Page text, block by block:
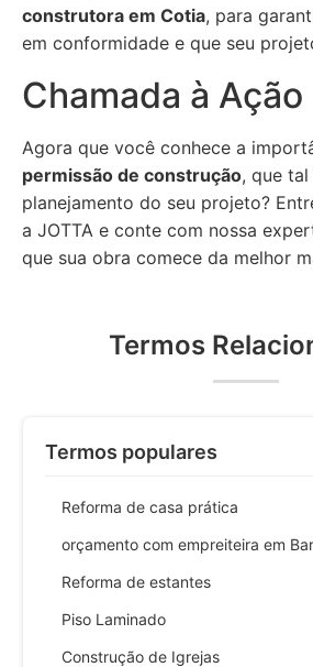
construtora em Cotia, para
em conformidade e que seu
Chamada à Ação
Agora que você conhece a
permissão de construção, que
planejamento do seu projeto?
a JOTTA e conte com nossa
que sua obra comece da melhor
Termos
Termos populares
Reforma de casa prática
orçamento com empreiteira em
Reforma de estantes
Piso Laminado
Construção de Igrejas